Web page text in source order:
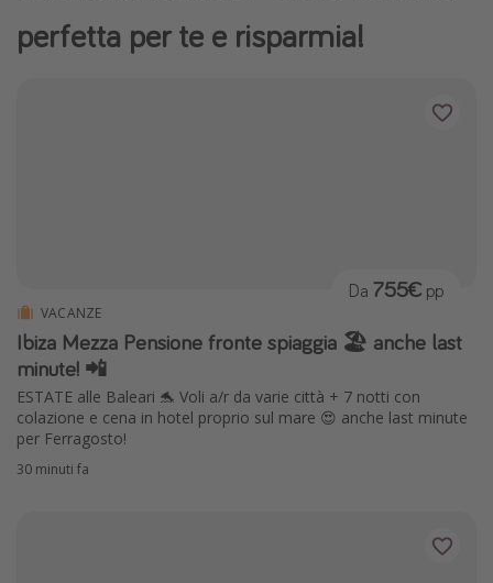
Crociere
Egitto
Tunisia
Malta
Canarie
Capo Verde
perfetta per te e risparmia!
VACANZE
Ibiza Mezza Pensione fronte spiaggia 🏖️ anche last
minute! 📲
ESTATE alle Baleari 🐬 Voli a/r da varie città + 7 notti con
colazione e cena in hotel proprio sul mare 😍 anche last minute
per Ferragosto!
Da 755€ pp
30 minuti fa